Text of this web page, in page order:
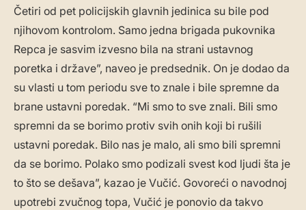
Četiri od pet policijskih glavnih jedinica su bile pod
njihovom kontrolom. Samo jedna brigada pukovnika
Repca je sasvim izvesno bila na strani ustavnog
poretka i države”, naveo je predsednik. On je dodao da
su vlasti u tom periodu sve to znale i bile spremne da
brane ustavni poredak. “Mi smo to sve znali. Bili smo
spremni da se borimo protiv svih onih koji bi rušili
ustavni poredak. Bilo nas je malo, ali smo bili spremni
da se borimo. Polako smo podizali svest kod ljudi šta je
to što se dešava”, kazao je Vučić. Govoreći o navodnoj
upotrebi zvučnog topa, Vučić je ponovio da takvo